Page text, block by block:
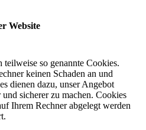
Website
so genannte Cookies.
keinen Schaden an und
dienen dazu, unser Angebot
sicherer zu machen. Cookies
Ihrem Rechner abgelegt werden